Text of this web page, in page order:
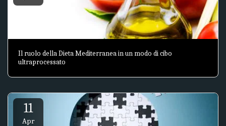
Il ruolo della Dieta Mediterranea in un modo di cibo
ultraprocessato
11
Apr